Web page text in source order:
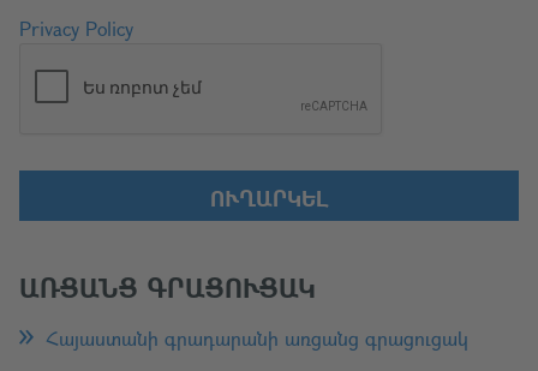
Privacy Policy
ՈՒՂԱՐԿԵԼ
ԱՌՑԱՆՑ ԳՐԱՑՈՒՑԱԿ
Հայաստանի գրադարանի առցանց գրացուցակ